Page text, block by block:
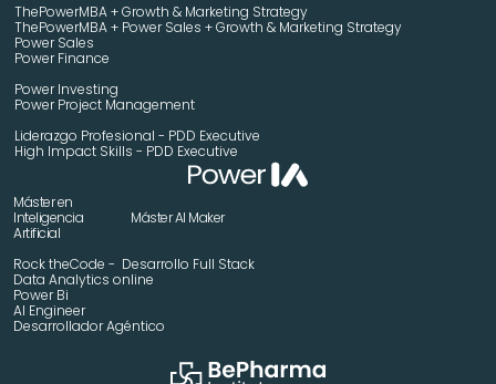
ThePowerMBA + Growth & Marketing Strategy
ThePowerMBA + Power Sales + Growth & Marketing Strategy
Power Sales
Power Finance
Power Investing
Power Project Management
Liderazgo Profesional - PDD Executive
High Impact Skills - PDD Executive
Máster en
Inteligencia
Artificial
Máster AI Maker
Rock theCode -  Desarrollo Full Stack
Data Analytics online
Power Bi
AI Engineer
Desarrollador Agéntico